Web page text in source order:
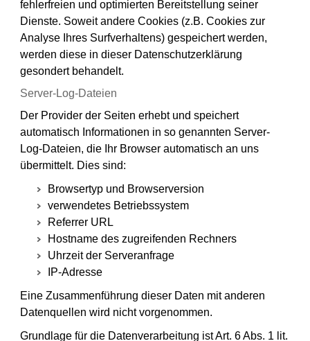
fehlerfreien und optimierten Bereitstellung seiner
Dienste. Soweit andere Cookies (z.B. Cookies zur
Analyse Ihres Surfverhaltens) gespeichert werden,
werden diese in dieser Datenschutzerklärung
gesondert behandelt.
Server-Log-Dateien
Der Provider der Seiten erhebt und speichert
automatisch Informationen in so genannten Server-
Log-Dateien, die Ihr Browser automatisch an uns
übermittelt. Dies sind:
Browsertyp und Browserversion
verwendetes Betriebssystem
Referrer URL
Hostname des zugreifenden Rechners
Uhrzeit der Serveranfrage
IP-Adresse
Eine Zusammenführung dieser Daten mit anderen
Datenquellen wird nicht vorgenommen.
Grundlage für die Datenverarbeitung ist Art. 6 Abs. 1 lit.